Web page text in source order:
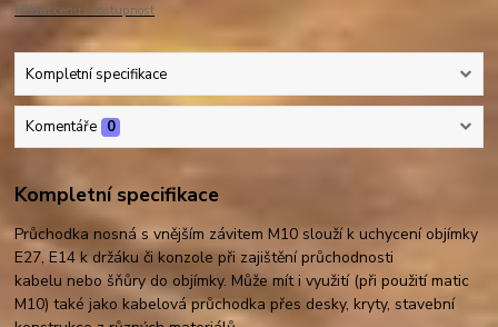
Hlídat cenu / dostupnost
Kompletní specifikace
Komentáře 0
Kompletní specifikace
Průchodka nosná s vnějším závitem M10 slouží k uchycení objímky
E27, E14 k držáku či konzole při zajištění průchodnosti
kabelu nebo šňůry do objímky. Může mít i využití (při použití matic
M10) také jako kabelová průchodka přes desky, kryty, stavební